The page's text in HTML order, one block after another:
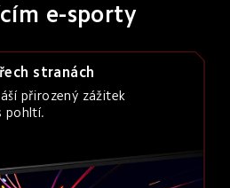
e-sporty
stranách
přirozený zážitek
pohltí.